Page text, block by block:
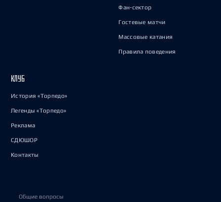
Фан-сектор
Гостевые матчи
Массовые катания
Правила поведения
КЛУБ
История «Торпедо»
Легенды «Торпедо»
Реклама
СДЮШОР
Контакты
Общие вопросы